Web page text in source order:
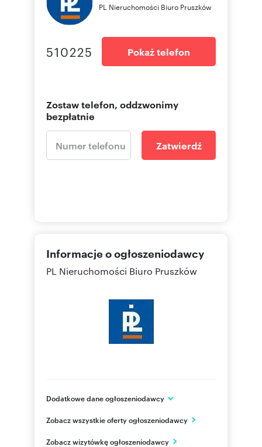
PL Nieruchomości Biuro Pruszków
510225 Pokaż telefon
Zostaw telefon, oddzwonimy
bezpłatnie
Zatwierdź
Informacje o ogłoszeniodawcy
PL Nieruchomości Biuro Pruszków
Dodatkowe dane ogłoszeniodawcy
Pruszków
PL
Zobacz wszystkie oferty ogłoszeniodawcy
Zobacz wizytówkę ogłoszeniodawcy